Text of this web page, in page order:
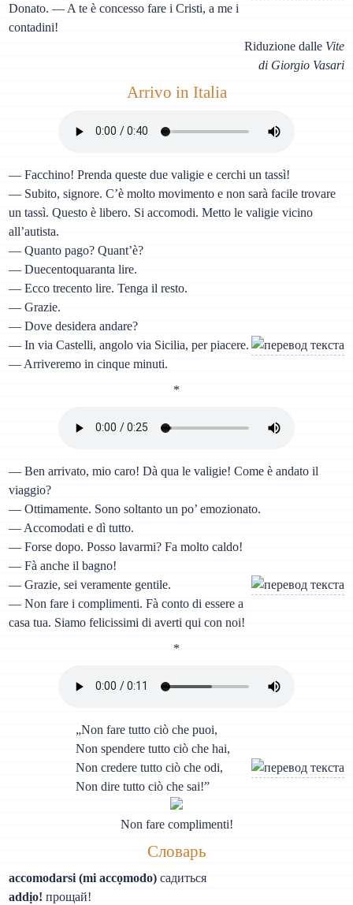
Donato. — A te è concesso fare i Cristi, a me i
contadini!
Riduzione dalle Vite
di Giorgio Vasari
Arrivo in Italia
— Facchino! Prenda queste due valigie e cerchi un tassì!
— Subito, signore. C’è molto movimento e non sarà facile trovare
un tassì. Questo è libero. Si accomodi. Metto le valigie vicino
all’autista.
— Quanto pago? Quant’è?
— Duecentoquaranta lire.
— Ecco trecento lire. Tenga il resto.
— Grazie.
— Dove desidera andare?
— In via Castelli, angolo via Sicilia, per piacere.
— Arriveremo in cinque minuti.
*
— Ben arrivato, mio caro! Dà qua le valigie! Come è andato il
viaggio?
— Ottimamente. Sono soltanto un po’ emozionato.
— Accomodati e dì tutto.
— Forse dopo. Posso lavarmi? Fa molto caldo!
— Fà anche il bagno!
— Grazie, sei veramente gentile.
— Non fare i complimenti. Fà conto di essere a
casa tua. Siamo felicissimi di averti qui con noi!
*
„Non fare tutto ciò che puoi,
Non spendere tutto ciò che hai,
Non credere tutto ciò che odi,
Non dire tutto ciò che sai!”
Non fare complimenti!
Словарь
accomodarsi (mi accọmodo) садиться
addịo! прощай!